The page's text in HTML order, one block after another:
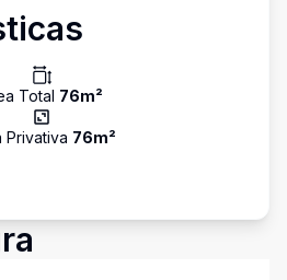
Total 76m²
Privativa 76m²